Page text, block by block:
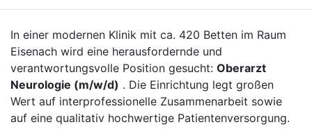
In einer modernen Klinik mit ca. 420 Betten im Raum
Eisenach wird eine herausfordernde und
verantwortungsvolle Position gesucht: Oberarzt
Neurologie (m/w/d) . Die Einrichtung legt großen
Wert auf interprofessionelle Zusammenarbeit sowie
auf eine qualitativ hochwertige Patientenversorgung.